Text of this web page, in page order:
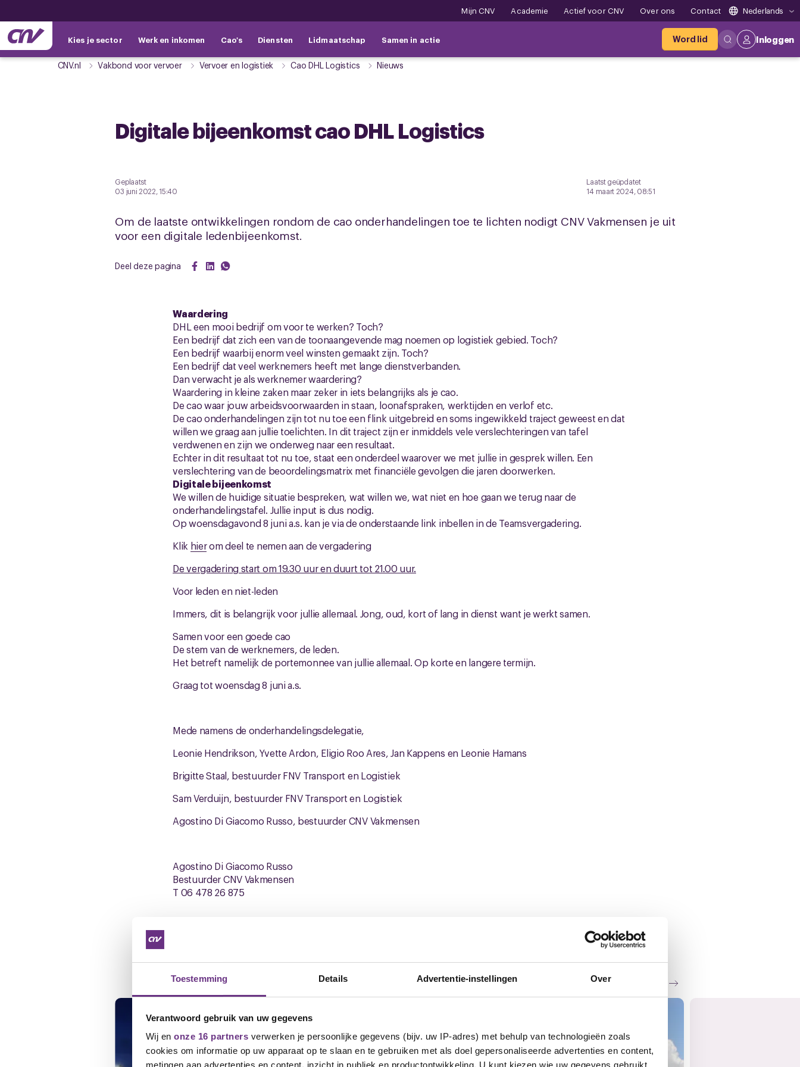
Toestemming Details Advertentie-instellingen Over
Verantwoord gebruik van uw gegevens
Wij en onze 16 partners verwerken je persoonlijke gegevens (bijv. uw IP-adres) met behulp van technologieën zoals
cookies om informatie op uw apparaat op te slaan en te gebruiken met als doel gepersonaliseerde advertenties en content,
Mijn CNV Academie Actief voor CNV Over ons Contact Nederlands
Kies je sector Werk en inkomen Cao's Diensten Lidmaatschap Samen in actie Word lid Inloggen
CNV.nl Vakbond voor vervoer Vervoer en logistiek Cao DHL Logistics Nieuws
Digitale bijeenkomst cao DHL Logistics
Geplaatst
03 juni 2022, 15:40
Laatst geüpdatet
14 maart 2024, 08:51
Om de laatste ontwikkelingen rondom de cao onderhandelingen toe te lichten nodigt CNV Vakmensen je uit
voor een digitale ledenbijeenkomst.
Deel deze pagina
Waardering
DHL een mooi bedrijf om voor te werken? Toch?
Een bedrijf dat zich een van de toonaangevende mag noemen op logistiek gebied. Toch?
Een bedrijf waarbij enorm veel winsten gemaakt zijn. Toch?
Een bedrijf dat veel werknemers heeft met lange dienstverbanden.
Dan verwacht je als werknemer waardering?
Waardering in kleine zaken maar zeker in iets belangrijks als je cao.
De cao waar jouw arbeidsvoorwaarden in staan, loonafspraken, werktijden en verlof etc.
De cao onderhandelingen zijn tot nu toe een flink uitgebreid en soms ingewikkeld traject geweest en dat
willen we graag aan jullie toelichten. In dit traject zijn er inmiddels vele verslechteringen van tafel
verdwenen en zijn we onderweg naar een resultaat.
Echter in dit resultaat tot nu toe, staat een onderdeel waarover we met jullie in gesprek willen. Een
verslechtering van de beoordelingsmatrix met financiële gevolgen die jaren doorwerken.
Digitale bijeenkomst
We willen de huidige situatie bespreken, wat willen we, wat niet en hoe gaan we terug naar de
onderhandelingstafel. Jullie input is dus nodig.
Op woensdagavond 8 juni a.s. kan je via de onderstaande link inbellen in de Teamsvergadering.
Klik hierom deel te nemen aan de vergadering
De vergadering start om 19.30 uur en duurt tot 21.00 uur.
Voor leden en niet-leden
Immers, dit is belangrijk voor jullie allemaal. Jong, oud, kort of lang in dienst want je werkt samen.
Samen voor een goede cao
De stem van de werknemers, de leden.
Het betreft namelijk de portemonnee van jullie allemaal. Op korte en langere termijn.
Graag tot woensdag 8 juni a.s.
Mede namens de onderhandelingsdelegatie,
Leonie Hendrikson, Yvette Ardon, Eligio Roo Ares, Jan Kappens en Leonie Hamans
Brigitte Staal, bestuurder FNV Transport en Logistiek
Sam Verduijn, bestuurder FNV Transport en Logistiek
Agostino Di Giacomo Russo, bestuurder CNV Vakmensen
Agostino Di Giacomo Russo
Bestuurder CNV Vakmensen
T 06 478 26 875
Gerelateerd nieuws
Zie al het nieuws